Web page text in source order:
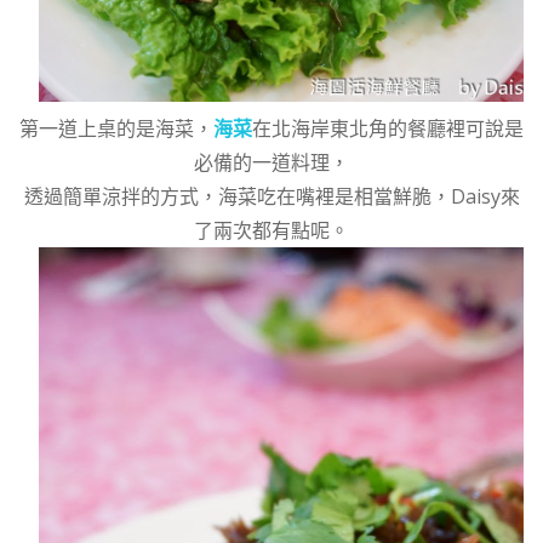
第一道上桌的是海菜， 海菜在北海岸東北角的餐廳裡可說是
必備的一道料理，
透過簡單涼拌的方式，海菜吃在嘴裡是相當鮮脆，Daisy來
了兩次都有點呢。